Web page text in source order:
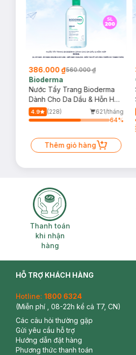
386.000 ₫560.000 ₫
Bioderma
Nước Tẩy Trang Bioderma
Dành Cho Da Dầu & Hỗn Hợp
500ml
4.9 (228)
621/tháng
64%
Thêm giỏ hàng
Thanh toán khi nhận
Thanh toán
khi nhận
hàng
HỖ TRỢ KHÁCH HÀNG
Hotline: 1800 6324
(Miễn phí , 08-22h kể cả T7, CN)
Các câu hỏi thường gặp
Gửi yêu cầu hỗ trợ
Hướng dẫn đặt hàng
Phương thức thanh toán